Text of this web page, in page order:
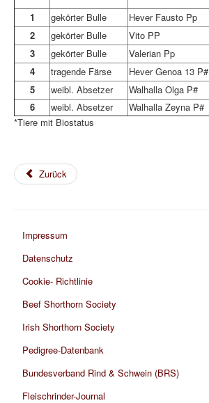
1
gekörter Bulle Hever Fausto Pp
2
gekörter Bulle Vito PP
3
gekörter Bulle Valerian Pp
4
tragende Färse Hever Genoa 13 P#
5
weibl. Absetzer Walhalla Olga P#
6
weibl. Absetzer Walhalla Zeyna P#
*Tiere mit Biostatus
Zurück
Impressum
Datenschutz
Cookie- Richtlinie
Beef Shorthorn Society
Irish Shorthorn Society
Pedigree-Datenbank
Bundesverband Rind & Schwein (BRS)
Fleischrinder-Journal